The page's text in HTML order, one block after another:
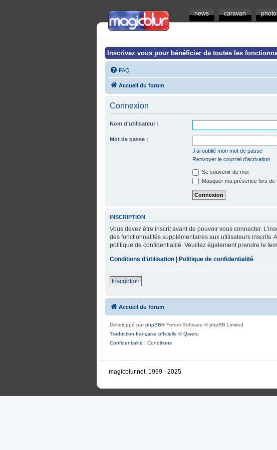
news caravan
Inscrivez vous pour bénéficier de toutes les
FAQ
Accueil du forum
Connexion
Nom d’utilisateur :
Mot de passe :
J’ai oublié mon mot de passe
Renvoyer le courriel d’activation
Se souvenir de moi
Masquer ma présence lors de
INSCRIPTION
Vous devez être inscrit avant de pouvoir vous connecter.
des fonctionnalités supplémentaires aux utilisateurs inscrits.
politique de confidentialité. Veuillez également prendre le
Conditions d’utilisation | Politique de confidentialité
Inscription
Accueil du forum
Développé parphpBB® Forum Software © phpBB Limited
Traduction française officielle ©Qiaeru
Confidentialité | Conditions
magicblur.net, 1999 - 2025